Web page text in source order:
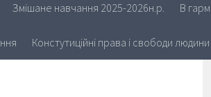
Змішане навчання 2025-2026н.р. В
Констутиційні права і свободи людини